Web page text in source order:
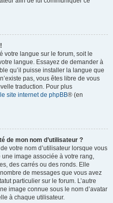
votre langue sur le forum, soit le
langue. Essayez de demander à
qu’il puisse installer la langue que
pas, vous êtes libre de vous
traduction. Pour plus
le site internet de phpBB® (en
de mon nom d’utilisateur ?
votre nom d’utilisateur lorsque vous
image associée à votre rang,
des carrés ou des ronds. Elle
de messages que vous avez
particulier sur le forum. L’autre
image connue sous le nom d’avatar
à chaque utilisateur.